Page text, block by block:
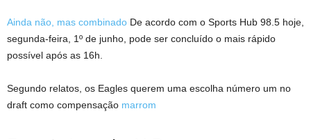
Ainda não, mas combinado De acordo com o Sports Hub 98.5 hoje,
segunda-feira, 1º de junho, pode ser concluído o mais rápido
possível após as 16h.
Segundo relatos, os Eagles querem uma escolha número um no
draft como compensação marrom